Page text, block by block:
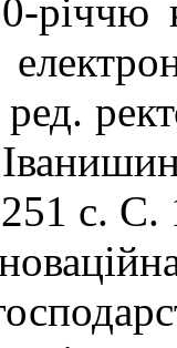
річчю
с. С.